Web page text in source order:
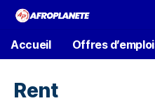
Accueil Offres
Rent